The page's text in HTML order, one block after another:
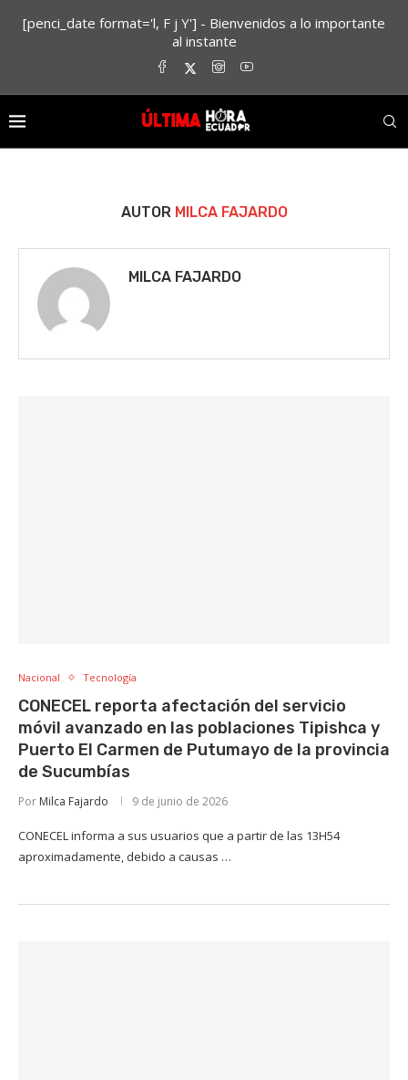
[penci_date format='l, F j Y'] - Bienvenidos a lo importante
al instante
AUTOR MILCA FAJARDO
MILCA FAJARDO
Nacional Tecnología
CONECEL reporta afectación del servicio
móvil avanzado en las poblaciones Tipishca y
Puerto El Carmen de Putumayo de la provincia
de Sucumbías
Por Milca Fajardo 9 de junio de 2026
CONECEL informa a sus usuarios que a partir de las 13H54
aproximadamente, debido a causas …